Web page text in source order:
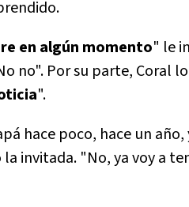
en algún momento" le
no". Por su parte, Coral
".
hace poco, hace un
invitada. "No, ya voy a